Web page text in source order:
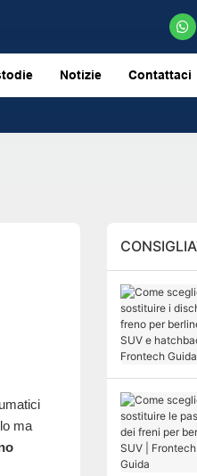
Notizie Contattaci
ma